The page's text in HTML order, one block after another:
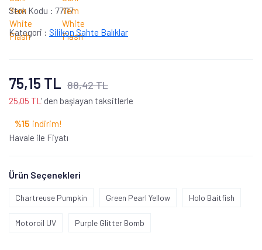
Stok Kodu : 77117
Kategori : Silikon Sahte Balıklar
75,15 TL 88,42 TL
25,05 TL ' den başlayan taksitlerle
%15 indirim!
Havale ile Fiyatı
Ürün Seçenekleri
Chartreuse Pumpkin Green Pearl Yellow Holo Baitfish
Motoroil UV Purple Glitter Bomb